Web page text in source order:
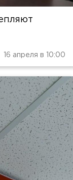
16 апреля в 10:00